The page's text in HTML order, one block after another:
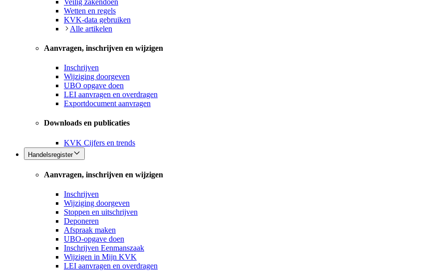
Wetten en regels
KVK-data gebruiken
Alle artikelen
Aanvragen, inschrijven en wijzigen
Inschrijven
Wijziging doorgeven
UBO opgave doen
LEI aanvragen en overdragen
Exportdocument aanvragen
Downloads en publicaties
KVK Cijfers en trends
Handelsregister
Aanvragen, inschrijven en wijzigen
Inschrijven
Wijziging doorgeven
Stoppen en uitschrijven
Deponeren
Afspraak maken
UBO-opgave doen
Inschrijven Eenmanszaak
Wijzigen in Mijn KVK
LEI aanvragen en overdragen